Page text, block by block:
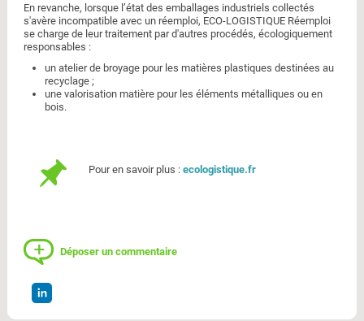
En revanche, lorsque l’état des emballages industriels collectés
s'avère incompatible avec un réemploi, ECO-LOGISTIQUE Réemploi
se charge de leur traitement par d'autres procédés, écologiquement
responsables :
un atelier de broyage pour les matières plastiques destinées au
recyclage ;
une valorisation matière pour les éléments métalliques ou en
bois.
Pour en savoir plus : ecologistique.fr
Déposer un commentaire